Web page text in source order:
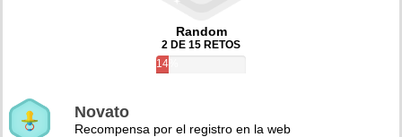
Random
2 DE 15 RETOS
14%
Novato
Recompensa por el registro en la web